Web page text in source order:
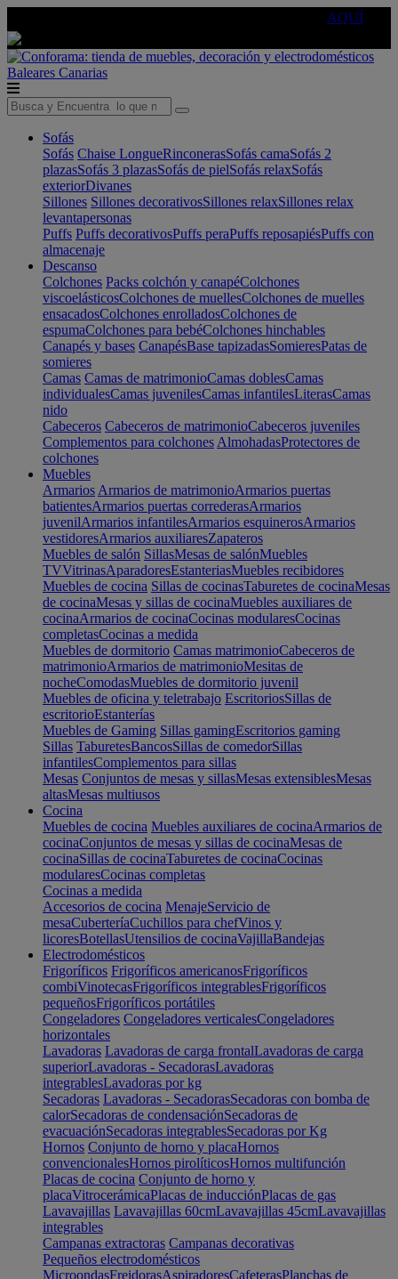
AQUÍ
Baleares Canarias
Sofás
Sofás Chaise LongueRinconerasSofás camaSofás 2
plazasSofás 3 plazasSofás de pielSofás relaxSofás
exteriorDivanes
Sillones Sillones decorativosSillones relaxSillones relax
levantapersonas
Puffs Puffs decorativosPuffs peraPuffs reposapiésPuffs con
almacenaje
Descanso
Colchones Packs colchón y canapéColchones
viscoelásticosColchones de muellesColchones de muelles
ensacadosColchones enrolladosColchones de
espumaColchones para bebéColchones hinchables
Canapés y bases CanapésBase tapizadasSomieresPatas de
somieres
Camas Camas de matrimonioCamas doblesCamas
individualesCamas juvenilesCamas infantilesLiterasCamas
nido
Cabeceros Cabeceros de matrimonioCabeceros juveniles
Complementos para colchones AlmohadasProtectores de
colchones
Muebles
Armarios Armarios de matrimonioArmarios puertas
batientesArmarios puertas correderasArmarios
juvenilArmarios infantilesArmarios esquinerosArmarios
vestidoresArmarios auxiliaresZapateros
Muebles de salón SillasMesas de salónMuebles
TVVitrinasAparadoresEstanteriasMuebles recibidores
Muebles de cocina Sillas de cocinasTaburetes de cocinaMesas
de cocinaMesas y sillas de cocinaMuebles auxiliares de
cocinaArmarios de cocinaCocinas modularesCocinas
completasCocinas a medida
Muebles de dormitorio Camas matrimonioCabeceros de
matrimonioArmarios de matrimonioMesitas de
nocheComodasMuebles de dormitorio juvenil
Muebles de oficina y teletrabajo EscritoriosSillas de
escritorioEstanterías
Muebles de Gaming Sillas gamingEscritorios gaming
Sillas TaburetesBancosSillas de comedorSillas
infantilesComplementos para sillas
Mesas Conjuntos de mesas y sillasMesas extensiblesMesas
altasMesas multiusos
Cocina
Muebles de cocina Muebles auxiliares de cocinaArmarios de
cocinaConjuntos de mesas y sillas de cocinaMesas de
cocinaSillas de cocinaTaburetes de cocinaCocinas
modularesCocinas completas
Cocinas a medida
Accesorios de cocina MenajeServicio de
mesaCuberteríaCuchillos para chefVinos y
licoresBotellasUtensilios de cocinaVajillaBandejas
Electrodomésticos
Frigoríficos Frigoríficos americanosFrigoríficos
combiVinotecasFrigoríficos integrablesFrigoríficos
pequeñosFrigoríficos portátiles
Congeladores Congeladores verticalesCongeladores
horizontales
Lavadoras Lavadoras de carga frontalLavadoras de carga
superiorLavadoras - SecadorasLavadoras
integrablesLavadoras por kg
Secadoras Lavadoras - SecadorasSecadoras con bomba de
calorSecadoras de condensaciónSecadoras de
evacuaciónSecadoras integrablesSecadoras por Kg
Hornos Conjunto de horno y placaHornos
convencionalesHornos pirolíticosHornos multifunción
Placas de cocina Conjunto de horno y
placaVitrocerámicaPlacas de inducciónPlacas de gas
Lavavajillas Lavavajillas 60cmLavavajillas 45cmLavavajillas
integrables
Campanas extractoras Campanas decorativas
Pequeños electrodomésticos
MicroondasFreidorasAspiradoresCafeterasPlanchas de